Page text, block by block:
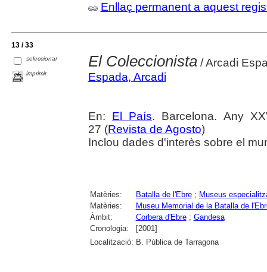
Enllaç permanent a aquest
13 / 33
seleccionar
imprimir
El Coleccionista/ Arcadi
Espada, Arcadi
En: El País. Barcelona. Any
27 (Revista de Agosto)
Inclou dades d'interès sobre el
Matèries: Batalla de l'Ebre; Museus
Matèries:
Museu Memorial de la Batalla de
Àmbit:
Corbera d'Ebre; Gandesa
Cronologia:
[2001]
Localització: B. Pública de Tarragona